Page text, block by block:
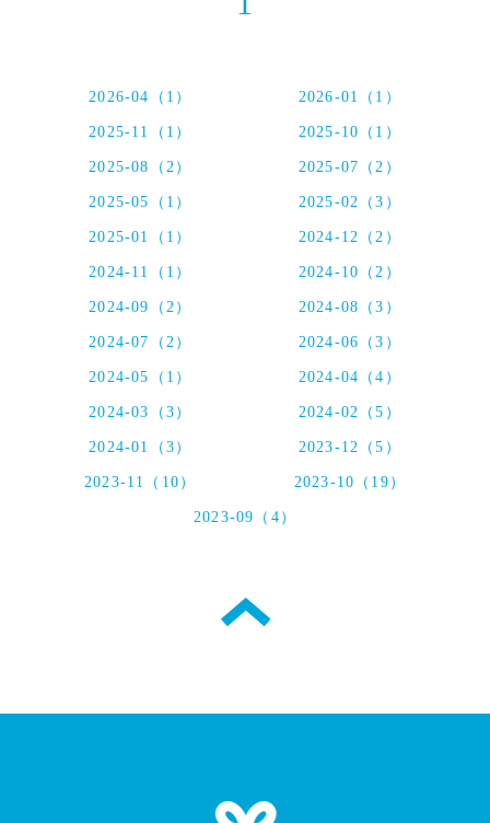
2026-04（1） 2026-01（1）
2025-11（1） 2025-10（1）
2025-08（2） 2025-07（2）
2025-05（1） 2025-02（3）
2025-01（1） 2024-12（2）
2024-11（1） 2024-10（2）
2024-09（2） 2024-08（3）
2024-07（2） 2024-06（3）
2024-05（1） 2024-04（4）
2024-03（3） 2024-02（5）
2024-01（3） 2023-12（5）
2023-11（10） 2023-10（19）
2023-09（4）